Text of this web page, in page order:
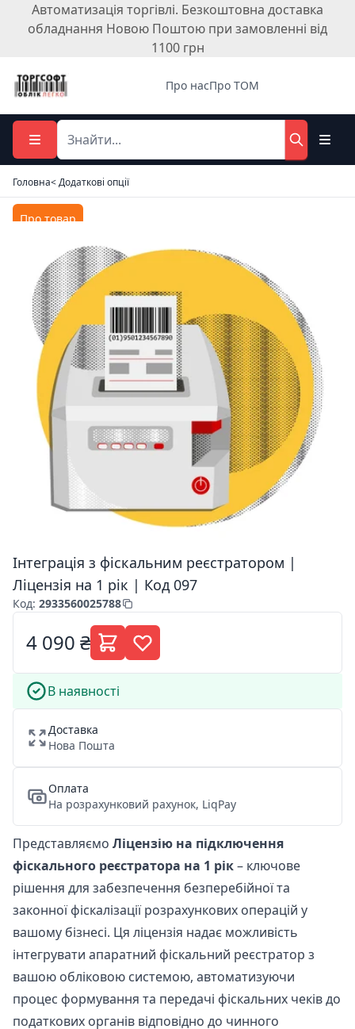
Автоматизація торгівлі. Безкоштовна доставка
обладнання Новою Поштою при замовленні від
1100 грн
Про насПро ТОМ
Головна< Додаткові опції
Про товар
Інтеграція з фіскальним реєстратором |
Ліцензія на 1 рік | Код 097
Код: 2933560025788
4 090 ₴
В наявності
Доставка
Нова Пошта
Оплата
На розрахунковий рахунок, LiqPay
Представляємо Ліцензію на підключення
фіскального реєстратора на 1 рік– ключове
рішення для забезпечення безперебійної та
законної фіскалізації розрахункових операцій у
вашому бізнесі. Ця ліцензія надає можливість
інтегрувати апаратний фіскальний реєстратор з
вашою обліковою системою, автоматизуючи
процес формування та передачі фіскальних чеків до
податкових органів відповідно до чинного